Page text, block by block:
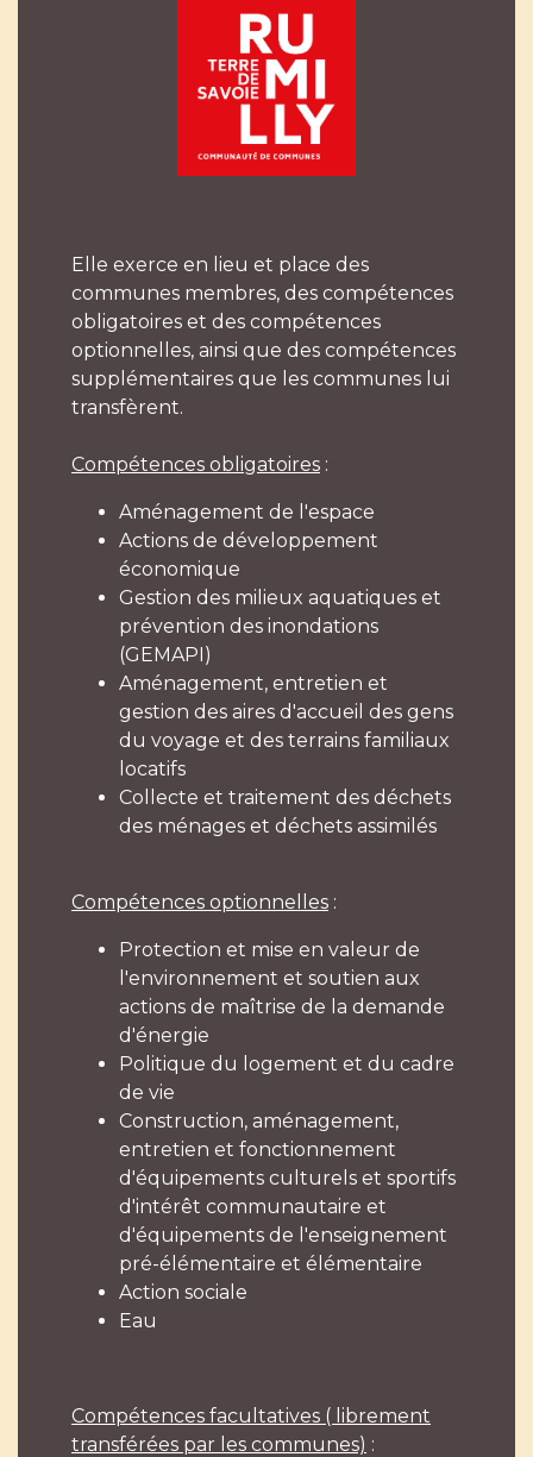
Elle exerce en lieu et place des
communes membres, des compétences
obligatoires et des compétences
optionnelles, ainsi que des compétences
supplémentaires que les communes lui
transfèrent.
Compétences obligatoires :
Aménagement de l'espace
Actions de développement
économique
Gestion des milieux aquatiques et
prévention des inondations
(GEMAPI)
Aménagement, entretien et
gestion des aires d'accueil des gens
du voyage et des terrains familiaux
locatifs
Collecte et traitement des déchets
des ménages et déchets assimilés
Compétences optionnelles :
Protection et mise en valeur de
l'environnement et soutien aux
actions de maîtrise de la demande
d'énergie
Politique du logement et du cadre
de vie
Construction, aménagement,
entretien et fonctionnement
d'équipements culturels et sportifs
d'intérêt communautaire et
d'équipements de l'enseignement
pré-élémentaire et élémentaire
Action sociale
Eau
Compétences facultatives ( librement
transférées par les communes) :